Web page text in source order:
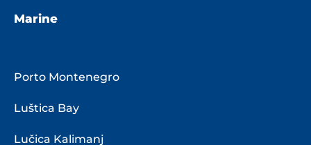
Marine
Porto Montenegro
Luštica Bay
Lučica Kalimanj